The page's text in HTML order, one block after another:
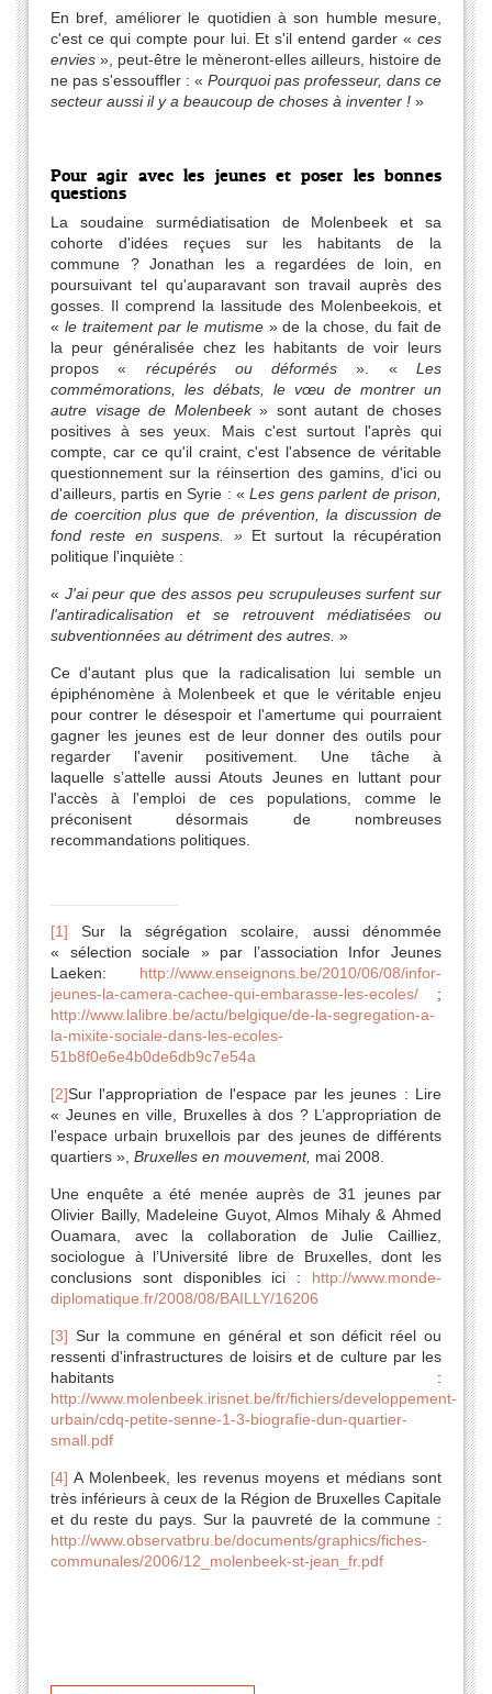
En bref, améliorer le quotidien à son humble mesure,
c'est ce qui compte pour lui. Et s'il entend garder « ces
envies », peut-être le mèneront-elles ailleurs, histoire de
ne pas s'essouffler : « Pourquoi pas professeur, dans ce
secteur aussi il y a beaucoup de choses à inventer ! »
Pour agir avec les jeunes et poser les bonnes
questions
La soudaine surmédiatisation de Molenbeek et sa
cohorte d'idées reçues sur les habitants de la
commune ? Jonathan les a regardées de loin, en
poursuivant tel qu'auparavant son travail auprès des
gosses. Il comprend la lassitude des Molenbeekois, et
« le traitement par le mutisme» de la chose, du fait de
la peur généralisée chez les habitants de voir leurs
propos « récupérés ou déformés». «Les
commémorations, les débats, le vœu de montrer un
autre visage de Molenbeek » sont autant de choses
positives à ses yeux. Mais c'est surtout l'après qui
compte, car ce qu'il craint, c'est l'absence de véritable
questionnement sur la réinsertion des gamins, d'ici ou
d'ailleurs, partis en Syrie : «Les gens parlent de prison,
de coercition plus que de prévention, la discussion de
fond reste en suspens. » Et surtout la récupération
politique l'inquiète :
« J'ai peur que des assos peu scrupuleuses surfent sur
l'antiradicalisation et se retrouvent médiatisées ou
subventionnées au détriment des autres. »
Ce d'autant plus que la radicalisation lui semble un
épiphénomène à Molenbeek et que le véritable enjeu
pour contrer le désespoir et l'amertume qui pourraient
gagner les jeunes est de leur donner des outils pour
regarder l'avenir positivement. Une tâche à
laquelle s’attelle aussi Atouts Jeunes en luttant pour
l'accès à l'emploi de ces populations, comme le
préconisent désormais de nombreuses
recommandations politiques.
[1] Sur la ségrégation scolaire, aussi dénommée
« sélection sociale » par l’association Infor Jeunes
Laeken: http://www.enseignons.be/2010/06/08/infor-
jeunes-la-camera-cachee-qui-embarasse-les-ecoles/ ;
http://www.lalibre.be/actu/belgique/de-la-segregation-a-
la-mixite-sociale-dans-les-ecoles-
51b8f0e6e4b0de6db9c7e54a
[2]Sur l'appropriation de l'espace par les jeunes : Lire
« Jeunes en ville, Bruxelles à dos ? L’appropriation de
l’espace urbain bruxellois par des jeunes de différents
quartiers », Bruxelles en mouvement, mai 2008.
Une enquête a été menée auprès de 31 jeunes par
Olivier Bailly, Madeleine Guyot, Almos Mihaly & Ahmed
Ouamara, avec la collaboration de Julie Cailliez,
sociologue à l’Université libre de Bruxelles, dont les
conclusions sont disponibles ici : http://www.monde-
diplomatique.fr/2008/08/BAILLY/16206
[3] Sur la commune en général et son déficit réel ou
ressenti d'infrastructures de loisirs et de culture par les
habitants :
http://www.molenbeek.irisnet.be/fr/fichiers/developpement-
urbain/cdq-petite-senne-1-3-biografie-dun-quartier-
small.pdf
[4] A Molenbeek, les revenus moyens et médians sont
très inférieurs à ceux de la Région de Bruxelles Capitale
et du reste du pays. Sur la pauvreté de la commune :
http://www.observatbru.be/documents/graphics/fiches-
communales/2006/12_molenbeek-st-jean_fr.pdf